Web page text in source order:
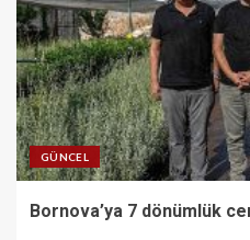
GÜNCEL
Bornova’ya 7 dönümlük